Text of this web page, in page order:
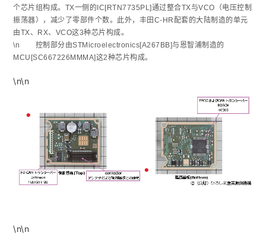
个芯片组构成。TX一侧的IC[RTN7735PL]通过整合TX与VCO（电压控制
振荡器），减少了零部件个数。此外，丰田C-HR配套的大陆制造的单元
由TX、RX、VCO这3种芯片构成。
\n 控制部分由STMicroelectronics[A267BB]与恩智浦制造的
MCU[SC667226MMMA]这2种芯片构成。
\n\n
\n\n